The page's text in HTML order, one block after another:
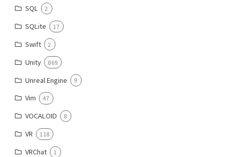
SQL 2
SQLite 17
Swift 2
Unity 869
Unreal Engine 9
Vim 47
VOCALOID 8
VR 118
VRChat 1